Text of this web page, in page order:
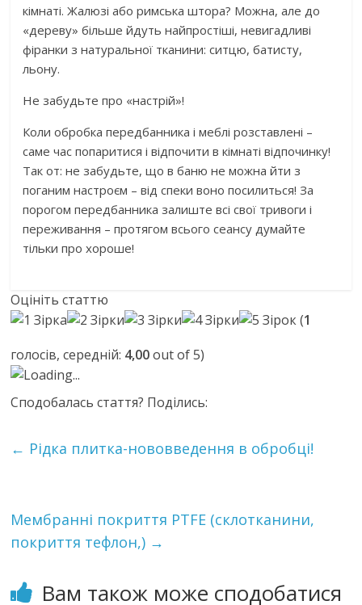
кімнаті. Жалюзі або римська штора? Можна, але до
«дереву» більше йдуть найпростіші, невигадливі
фіранки з натуральної тканини: ситцю, батисту,
льону.
Не забудьте про «настрій»!
Коли обробка передбанника і меблі розставлені –
саме час попаритися і відпочити в кімнаті відпочинку!
Так от: не забудьте, що в баню не можна йти з
поганим настроєм – від спеки воно посилиться! За
порогом передбанника залиште всі свої тривоги і
переживання – протягом всього сеансу думайте
тільки про хороше!
Оцініть статтю
(1
голосів, середній: 4,00out of 5)
Loading...
Сподобалась стаття? Поділись:
← Рідка плитка-нововведення в обробці!
Мембранні покриття PTFE (склотканини,
покриття тефлон,) →
Вам також може сподобатися